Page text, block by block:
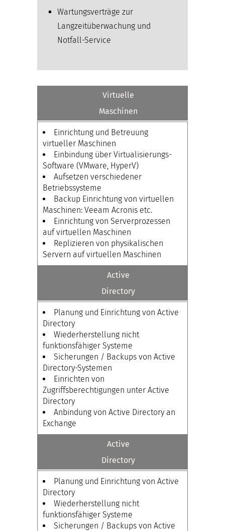
Wartungsverträge zur
Langzeitüberwachung und
Notfall-Service
Virtuelle
Maschinen
Einrichtung und Betreuung
virtueller Maschinen
Einbindung über Virtualisierungs-
Software (VMware, HyperV)
Aufsetzen verschiedener
Betriebssysteme
Backup Einrichtung von virtuellen
Maschinen: Veeam Acronis etc.
Einrichtung von Serverprozessen
auf virtuellen Maschinen
Replizieren von physikalischen
Servern auf virtuellen Maschinen
Active
Directory
Planung und Einrichtung von Active
Directory
Wiederherstellung nicht
funktionsfähiger Systeme
Sicherungen / Backups von Active
Directory-Systemen
Einrichten von
Zugriffsberechtigungen unter Active
Directory
Anbindung von Active Directory an
Exchange
Active
Directory
Planung und Einrichtung von Active
Directory
Wiederherstellung nicht
funktionsfähiger Systeme
Sicherungen / Backups von Active